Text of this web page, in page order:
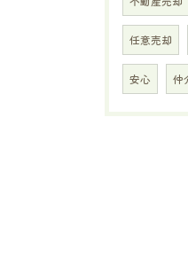
任意売却
安心 仲